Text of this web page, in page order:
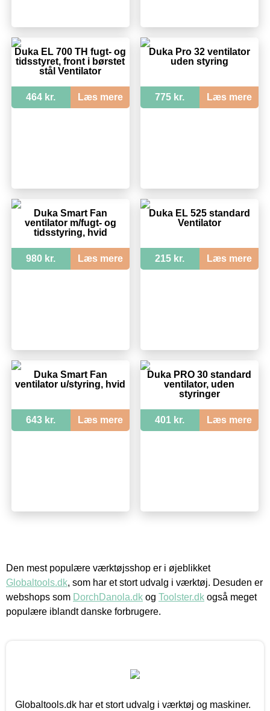
Duka EL 700 TH fugt- og
tidsstyret, front i børstet
stål Ventilator
464 kr. Læs mere
Duka Pro 32 ventilator
uden styring
775 kr. Læs mere
Duka Smart Fan
ventilator m/fugt- og
tidsstyring, hvid
980 kr. Læs mere
Duka EL 525 standard
Ventilator
215 kr. Læs mere
Duka Smart Fan
ventilator u/styring, hvid
643 kr. Læs mere
Duka PRO 30 standard
ventilator, uden
styringer
401 kr. Læs mere
Den mest populære værktøjsshop er i øjeblikket
Globaltools.dk, som har et stort udvalg i værktøj. Desuden er
webshops som DorchDanola.dk og Toolster.dk også meget
populære iblandt danske forbrugere.
Globaltools.dk har et stort udvalg i værktøj og maskiner.